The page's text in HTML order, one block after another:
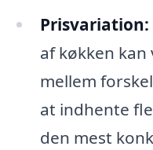
Prisvariation:
af køkken
mellem
at indhente
den mest